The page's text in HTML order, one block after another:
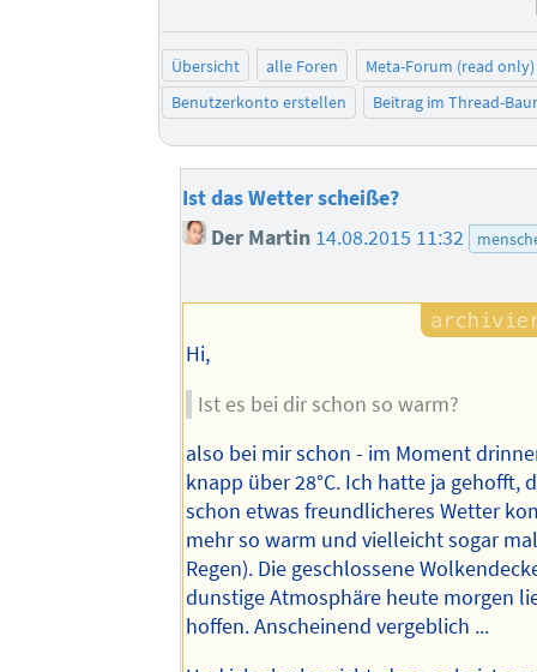
Übersicht alle Foren
Meta-Forum (read only)
Benutzerkonto erstellen
Beitrag im Thread-
Ist das Wetter scheiße?
Der Martin 14.08.2015 11:32
Hi,
Ist es bei dir schon so warm?
also bei mir schon - im Moment
knapp über 28°C. Ich hatte ja gehofft,
schon etwas freundlicheres Wetter
mehr so warm und vielleicht sogar
Regen). Die geschlossene
dunstige Atmosphäre heute morgen
hoffen. Anscheinend vergeblich ...